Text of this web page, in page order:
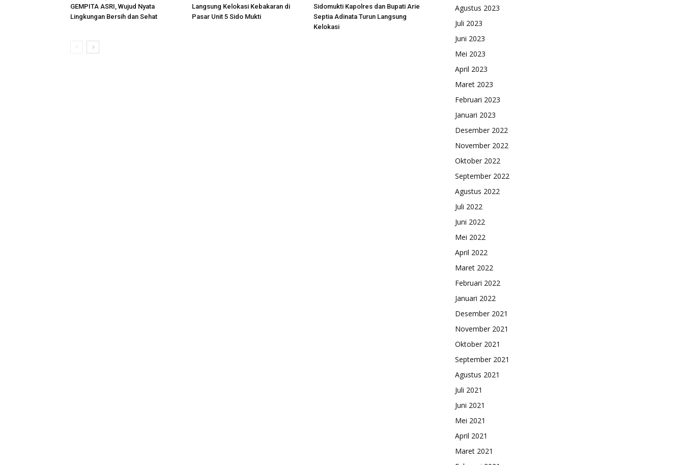
GEMPITA ASRI, Wujud Nyata
Lingkungan Bersih dan Sehat
Langsung Kelokasi Kebakaran di
Pasar Unit 5 Sido Mukti
Sidomukti Kapolres dan Bupati Arie
Septia Adinata Turun Langsung
Kelokasi
Agustus 2023
Juli 2023
Juni 2023
Mei 2023
April 2023
Maret 2023
Februari 2023
Januari 2023
Desember 2022
November 2022
Oktober 2022
September 2022
Agustus 2022
Juli 2022
Juni 2022
Mei 2022
April 2022
Maret 2022
Februari 2022
Januari 2022
Desember 2021
November 2021
Oktober 2021
September 2021
Agustus 2021
Juli 2021
Juni 2021
Mei 2021
April 2021
Maret 2021